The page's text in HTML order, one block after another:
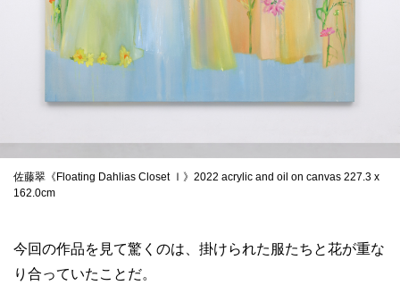
佐藤翠《Floating Dahlias Closet Ⅰ》2022 acrylic and oil on canvas 227.3 x
162.0cm
今回の作品を見て驚くのは、掛けられた服たちと花が重な
り合っていたことだ。